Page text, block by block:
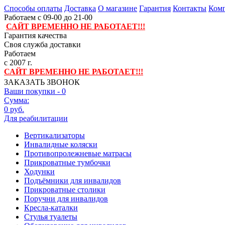
Способы оплаты Доставка О магазине Гарантия Контакты
Работаем с 09-00 до 21-00
САЙТ ВРЕМЕННО НЕ РАБОТАЕТ!!!
Гарантия качества
Своя служба доставки
Работаем
с 2007 г.
САЙТ ВРЕМЕННО НЕ РАБОТАЕТ!!!
ЗАКАЗАТЬ ЗВОНОК
Ваши покупки - 0
Сумма:
0 руб.
Для реабилитации
Вертикализаторы
Инвалидные коляски
Противопролежневые матрасы
Прикроватные тумбочки
Ходунки
Подъёмники для инвалидов
Прикроватные столики
Поручни для инвалидов
Кресла-каталки
Стулья туалеты